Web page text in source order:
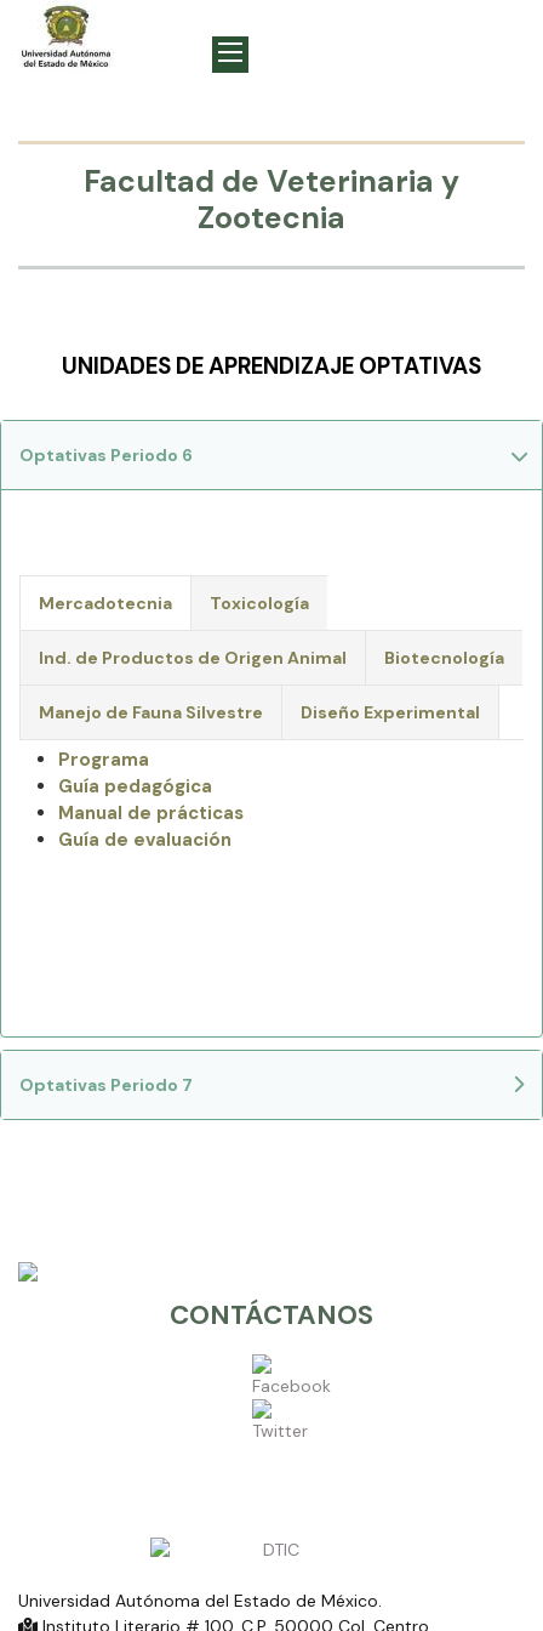
Facultad de Veterinaria y
Zootecnia
UNIDADES DE APRENDIZAJE OPTATIVAS
Optativas Periodo 6
Mercadotecnia Toxicología
Ind. de Productos de Origen Animal Biotecnología
Manejo de Fauna Silvestre Diseño Experimental
Programa
Guía pedagógica
Manual de prácticas
Guía de evaluación
Optativas Periodo 7
CONTÁCTANOS
Universidad Autónoma del Estado de México.
Instituto Literario # 100. C.P. 50000 Col. Centro